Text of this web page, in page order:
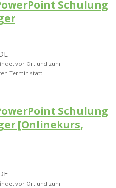
Schulung
vor Ort und zum
Termin statt
Schulung
[Onlinekurs,
vor Ort und zum